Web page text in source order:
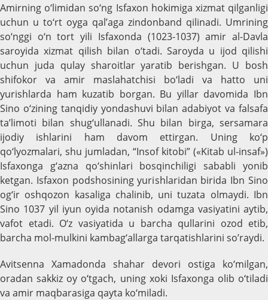
Amirning o‘limidan so‘ng Isfaxon hokimiga xizmat qilganligi
uchun u to‘rt oyga qal’aga zindonband qilinadi. Umrining
so‘nggi o‘n tort yili Isfaxonda (1023-1037) amir al-Davla
saroyida xizmat qilish bilan o‘tadi. Saroyda u ijod qilishi
uchun juda qulay sharoitlar yaratib berishgan. U bosh
shifokor va amir maslahatchisi bo‘ladi va hatto uni
yurishlarda ham kuzatib borgan. Bu yillar davomida Ibn
Sino o‘zining tanqidiy yondashuvi bilan adabiyot va falsafa
ta’limoti bilan shug‘ullanadi. Shu bilan birga, sersamara
ijodiy ishlarini ham davom ettirgan. Uning ko‘p
qo‘lyozmalari, shu jumladan, “Insof kitobi” («Kitab ul-insaf»)
Isfaxоnga g‘azna qo‘shinlari bosqinchiligi sababli yonib
ketgan. Isfaxon podshosining yurishlaridan birida Ibn Sino
og‘ir oshqozon kasaliga chalinib, uni tuzata olmaydi. Ibn
Sino 1037 yil iyun oyida notanish odamga vasiyatini aytib,
vafot etadi. O‘z vasiyatida u barcha qullarini ozod etib,
barcha mol-mulkini kambag‘allarga tarqatishlarini so’raydi.
Avitsenna Xamadonda shahar devori ostiga ko‘milgan,
oradan sakkiz oy o‘tgach, uning xoki Isfaxonga olib o‘tiladi
va amir maqbarasiga qayta ko‘miladi.